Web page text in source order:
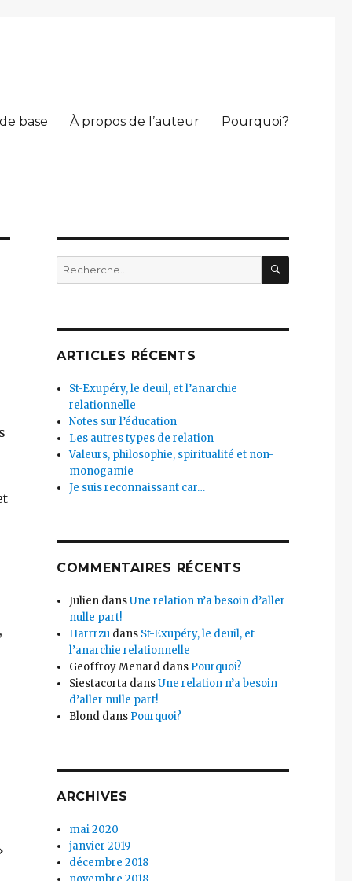
base À propos de l’auteur Pourquoi?
Recherche
pour
ARTICLES RÉCENTS
St-Exupéry, le deuil, et l’anarchie
relationnelle
Notes sur l’éducation
Les autres types de relation
Valeurs, philosophie, spiritualité et non-
monogamie
Je suis reconnaissant car…
COMMENTAIRES RÉCENTS
Julien dansUne relation n’a besoin d’aller
nulle part!
Harrrzu dans St-Exupéry, le deuil, et
l’anarchie relationnelle
Geoffroy Menard dans Pourquoi?
Siestacorta dansUne relation n’a besoin
d’aller nulle part!
Blond dans Pourquoi?
ARCHIVES
mai 2020
janvier 2019
décembre 2018